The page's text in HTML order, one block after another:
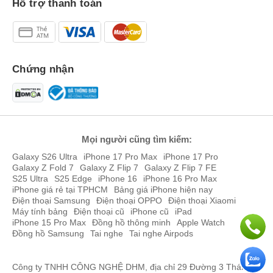
Samsung Galaxy A06s sẽ có thiết kế giống Galaxy A05s
Nguồn tin cho biết model Galaxy A06s vẫn sẽ có màn hình được
thiết kế có notch "giọt nước" và được thiết kế tổng thể với mặt lưng
nhựa khi cầm dùng thực tế mình thấy máy giúp hạn chế tình trạng
bám vân tay. Còn bộ khung nguyên khối cho cảm giác cầm điện
Hỗ trợ thanh toán
Chứng nhận
Mọi người cũng tìm kiếm:
Galaxy S26 Ultra iPhone 17 Pro Max
iPhone 17 Pro
Galaxy Z Fold 7
Galaxy Z Flip 7
Galaxy Z Flip 7 FE
S25 Ultra
S25 Edge iPhone 16
iPhone 16 Pro Max
iPhone giá rẻ tại TPHCM
Bảng giá iPhone hiện nay
Điện thoại Samsung
Điện thoại OPPO
Điện thoại Xiaomi
Máy tính bảng
Điện thoại cũ iPhone cũ
iPad
iPhone 15 Pro Max
Đồng hồ thông minh
Apple Watch
Đồng hồ Samsung
Tai nghe Tai nghe Airpods
Công ty TNHH CÔNG NGHỆ DHM, địa chỉ 29 Đường 3 Tháng 2,